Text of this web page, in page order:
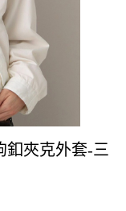
釦夾克外套-三